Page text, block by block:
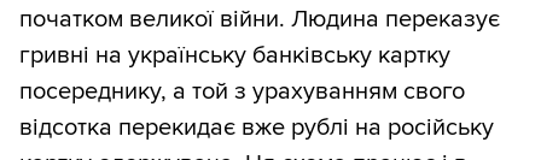
початком великої війни. Людина переказує
гривні на українську банківську картку
посереднику, а той з урахуванням свого
відсотка перекидає вже рублі на російську